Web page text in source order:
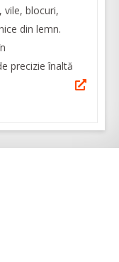
vile, blocuri,
din lemn.
precizie înaltă